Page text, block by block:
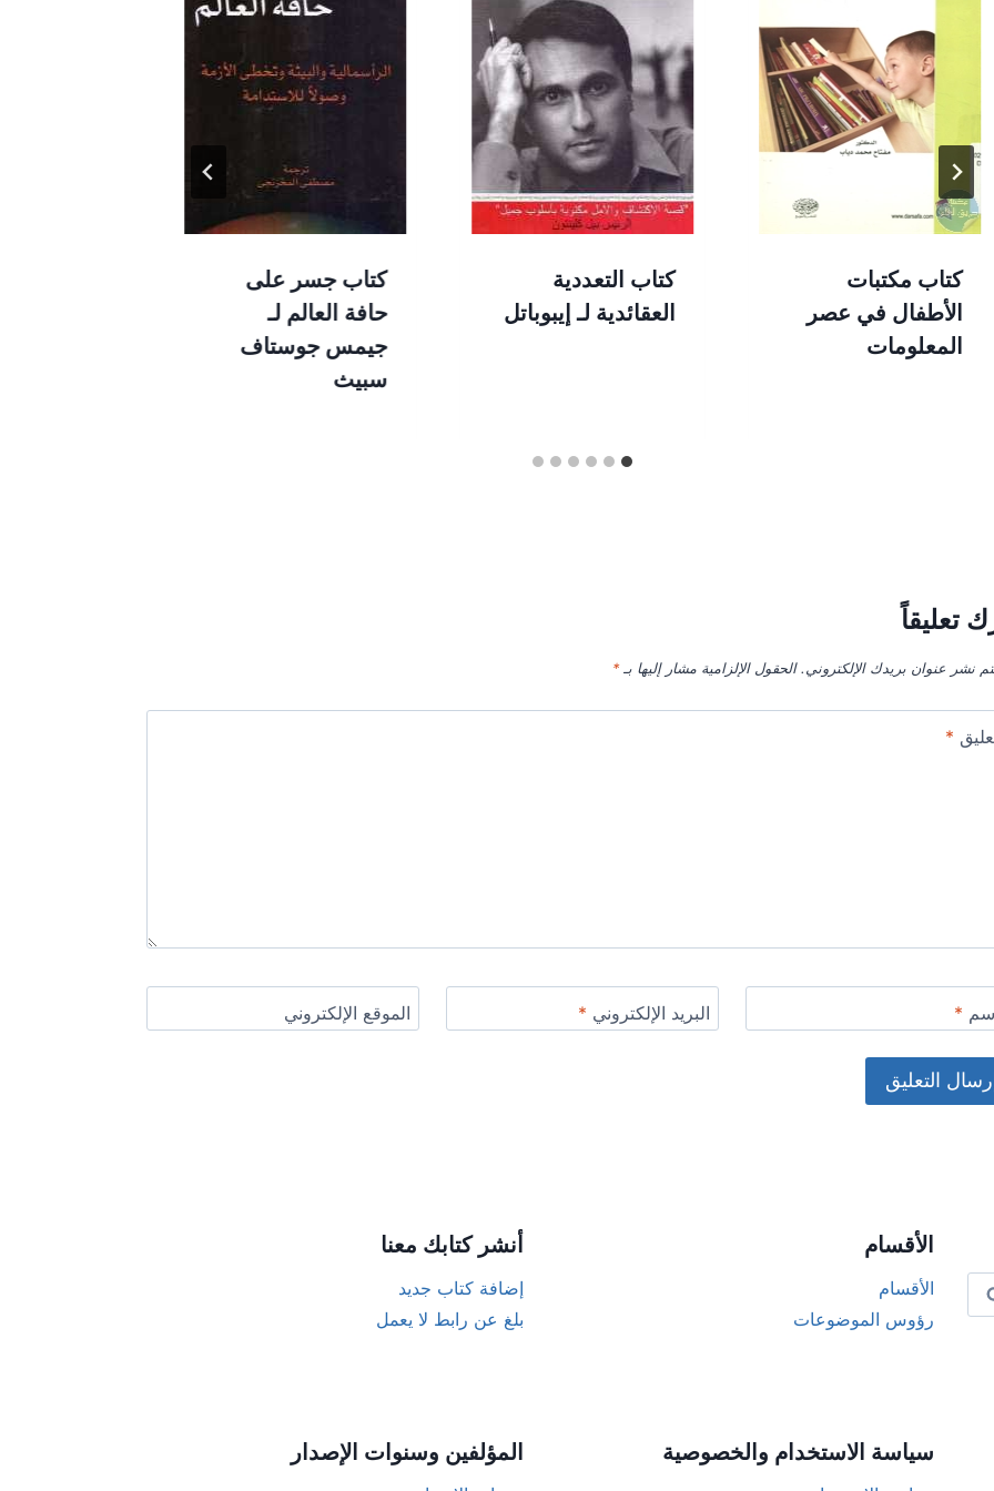
كتاب مكتبات
الأطفال في عصر
المعلومات
كتاب التعددية
العقائدية لـ إيبوباتل
كتاب جسر على
حافة العالم لـ
جيمس جوستاف
سبيث
تعليقاً
نشر عنوان بريدك الإلكتروني. الحقول الإلزامية مشار إليها بـ*
*
* البريد الإلكتروني * الموقع الإلكتروني
الأقسام
الأقسام
رؤوس الموضوعات
أنشر كتابك معنا
إضافة كتاب جديد
بلغ عن رابط لا يعمل
سياسة الاستخدام والخصوصية المؤلفين وسنوات الإصدار